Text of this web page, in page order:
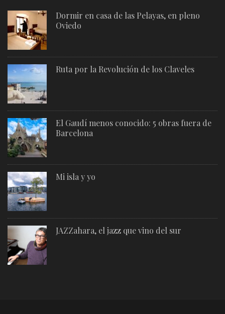
Dormir en casa de las Pelayas, en pleno
Oviedo
Ruta por la Revolución de los Claveles
El Gaudí menos conocido: 5 obras fuera de
Barcelona
Mi isla y yo
JAZZahara, el jazz que vino del sur